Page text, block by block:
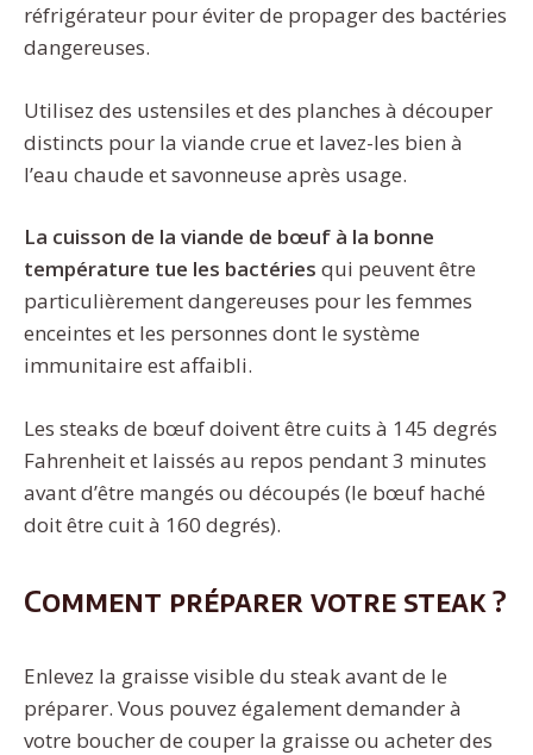
réfrigérateur pour éviter de propager des bactéries
dangereuses.
Utilisez des ustensiles et des planches à découper
distincts pour la viande crue et lavez-les bien à
l’eau chaude et savonneuse après usage.
La cuisson de la viande de bœuf à la bonne
température tue les bactéries qui peuvent être
particulièrement dangereuses pour les femmes
enceintes et les personnes dont le système
immunitaire est affaibli.
Les steaks de bœuf doivent être cuits à 145 degrés
Fahrenheit et laissés au repos pendant 3 minutes
avant d’être mangés ou découpés (le bœuf haché
doit être cuit à 160 degrés).
Comment préparer votre steak ?
Enlevez la graisse visible du steak avant de le
préparer. Vous pouvez également demander à
votre boucher de couper la graisse ou acheter des